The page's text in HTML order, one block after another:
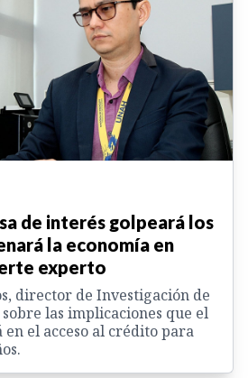
de interés golpeará los
la economía en
experto
director de Investigación de
las implicaciones que el
en el acceso al crédito para